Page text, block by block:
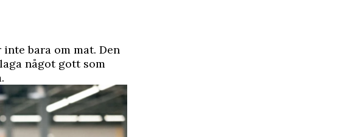
bara om mat. Den
något gott som